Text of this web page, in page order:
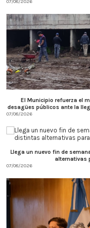
07/08/2026
El Municipio refuerza el
desagües públicos ante la
07/08/2026
Llega un nuevo fin de
alternativas
07/08/2026